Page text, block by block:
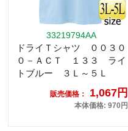
33219794AA
ドライＴシャツ ００３０
０－ＡＣＴ １３３ ライ
トブルー ３Ｌ～５Ｌ
販売価格： 1,067円
本体価格: 970円